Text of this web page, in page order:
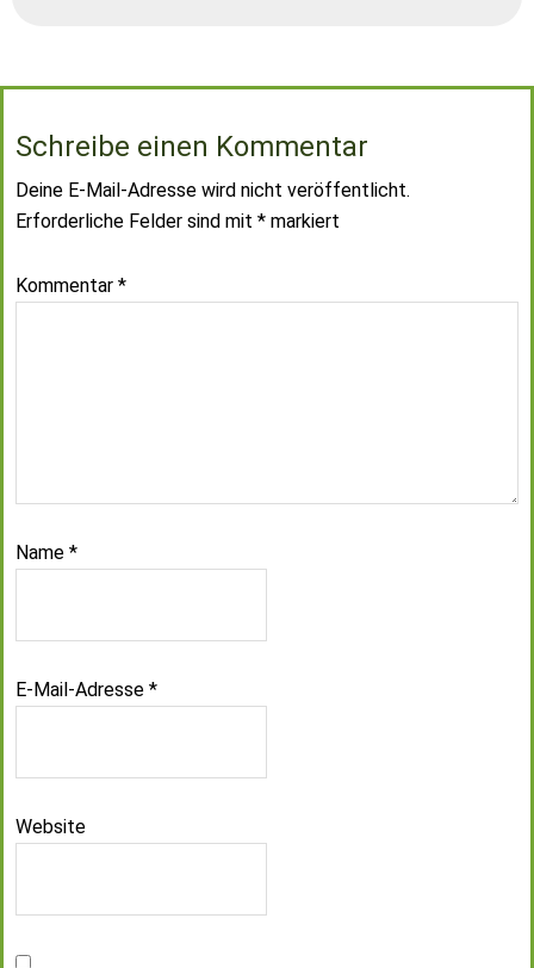
Schreibe einen Kommentar
Deine E-Mail-Adresse wird nicht veröffentlicht.
Erforderliche Felder sind mit * markiert
Kommentar *
Name *
E-Mail-Adresse *
Website